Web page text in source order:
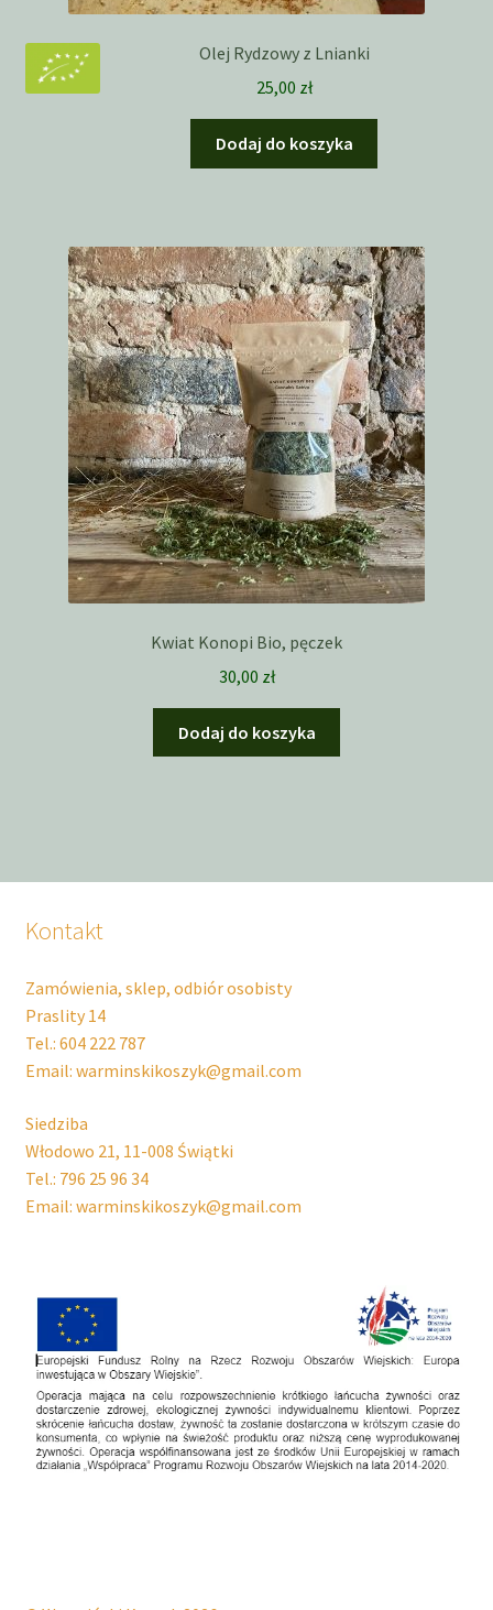
Olej Rydzowy z Lnianki
25,00 zł
Dodaj do koszyka
Kwiat Konopi Bio, pęczek
30,00 zł
Dodaj do koszyka
Kontakt
Zamówienia, sklep, odbiór osobisty
Praslity 14
Tel.: 604 222 787
Email: warminskikoszyk@gmail.com
Siedziba
Włodowo 21, 11-008 Świątki
Tel.: 796 25 96 34
Email: warminskikoszyk@gmail.com